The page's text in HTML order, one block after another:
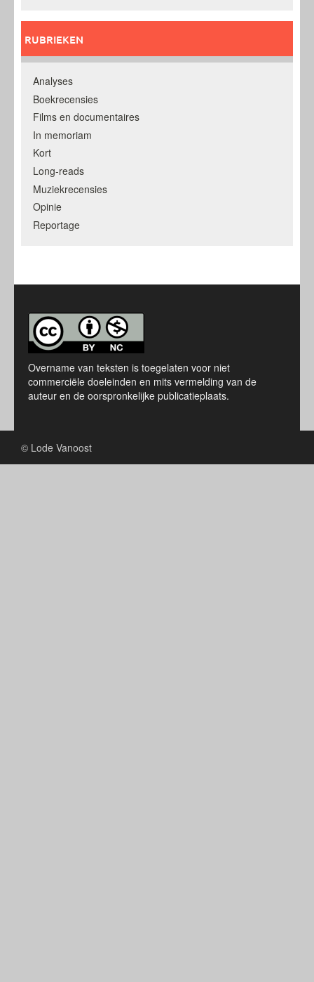
RUBRIEKEN
Analyses
Boekrecensies
Films en documentaires
In memoriam
Kort
Long-reads
Muziekrecensies
Opinie
Reportage
Overname van teksten is toegelaten voor niet
commerciële doeleinden en mits vermelding van de
auteur en de oorspronkelijke publicatieplaats.
© Lode Vanoost